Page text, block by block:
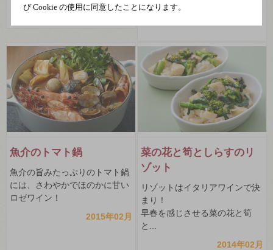
魚介のトマト鍋
魚介の旨みたっぷりのトマト鍋
には、さわやかでほのかに甘い
ロゼワイン！
2015年02月
菜の花と筍としらすのリ
ゾット
リゾットはイタリアワインで決
まり！
早春を感じさせる菜の花と筍
と...
2014年02月
び Cookie の使用に同意したことになります。